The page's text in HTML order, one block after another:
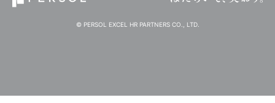
© PERSOL EXCEL HR PARTNERS CO., LTD.